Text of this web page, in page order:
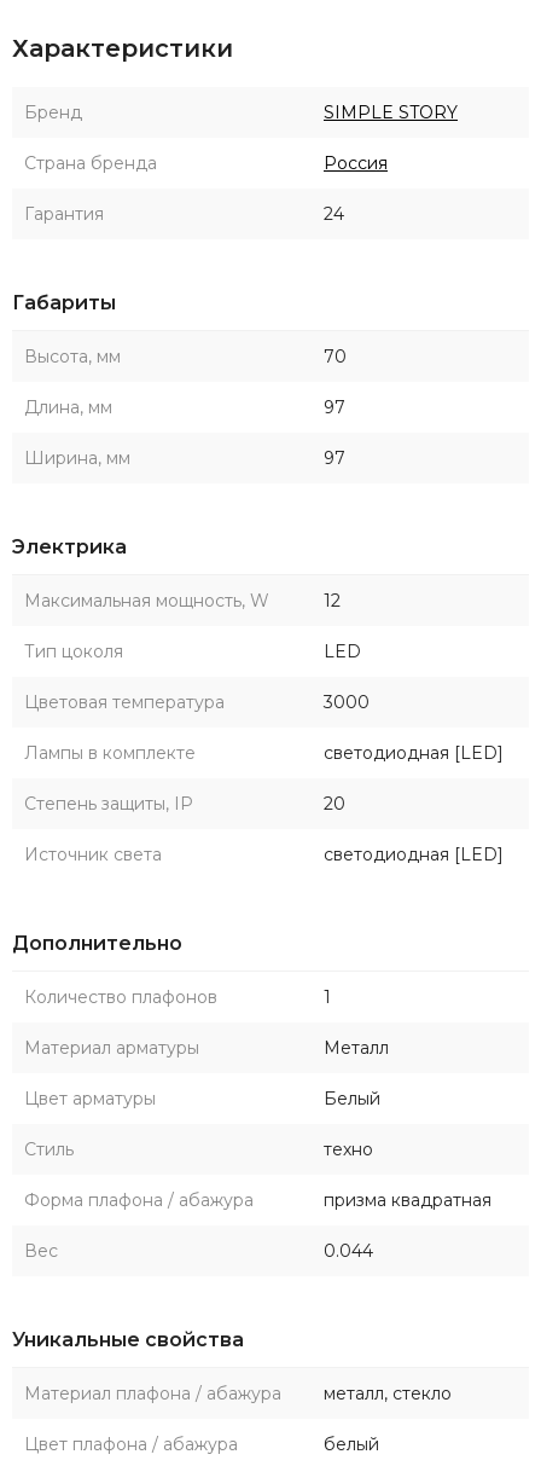
Характеристики
Бренд SIMPLE STORY
Страна бренда Россия
Гарантия 24
Габариты
Высота, мм 70
Длина, мм 97
Ширина, мм 97
Электрика
Максимальная мощность, W 12
Тип цоколя LED
Цветовая температура 3000
Лампы в комплекте светодиодная [LED]
Степень защиты, IP 20
Источник света светодиодная [LED]
Дополнительно
Количество плафонов 1
Материал арматуры Металл
Цвет арматуры Белый
Стиль техно
Форма плафона / абажура призма квадратная
Вес 0.044
Уникальные свойства
Материал плафона / абажура металл, стекло
Цвет плафона / абажура белый